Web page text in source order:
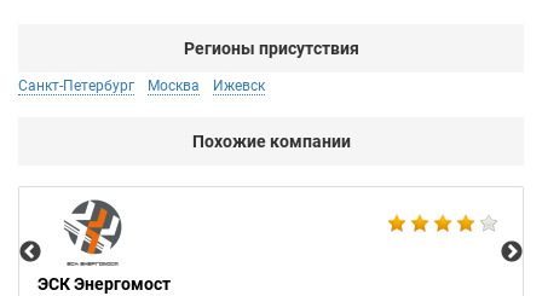
Регионы присутствия
Санкт-Петербург Москва Ижевск
Похожие компании
ЭСК Энергомост